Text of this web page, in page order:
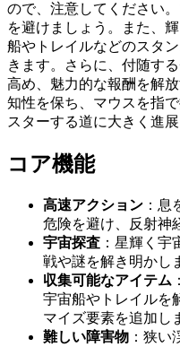
ので、注意してください
を避けましょう。また、
船やトレイルなどのスタ
きます。さらに、付随す
高め、魅力的な報酬を解
知性を保ち、マウスを指
スターする道に大きく進展
コア機能
高速アクション ：
危険を避け、反射神
宇宙探査 ：星輝く
戦や謎を解き明かし
収集可能なアイテム
宇宙船やトレイルを
マイズ要素を追加し
難しい障害物 ：狭